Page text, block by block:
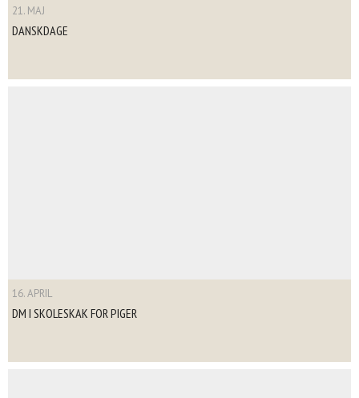
21. MAJ
DANSKDAGE
16. APRIL
DM I SKOLESKAK FOR PIGER